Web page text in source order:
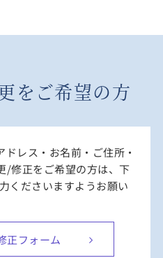
をご希望の方
レス・お名前・ご住所・
/修正をご希望の方は、下
くださいますようお願い
正フォーム